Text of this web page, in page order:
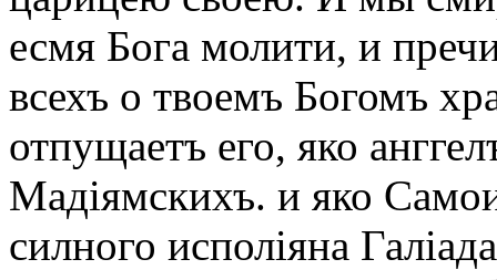
есмя Бога молити, и
всехъ о твоемъ Богомъ
отпущаетъ его, яко
Мадіямскихъ. и яко
силного исполіяна